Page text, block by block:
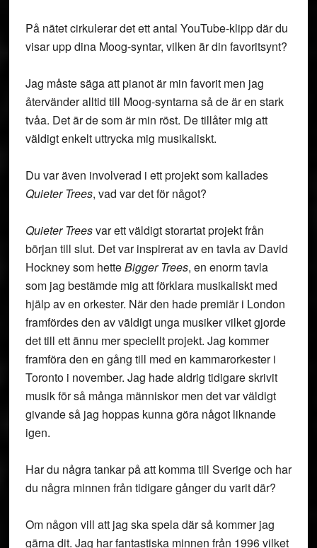
På nätet cirkulerar det ett antal YouTube-klipp där du
visar upp dina Moog-syntar, vilken är din favoritsynt?
Jag måste säga att pianot är min favorit men jag
återvänder alltid till Moog-syntarna så de är en stark
tvåa. Det är de som är min röst. De tillåter mig att
väldigt enkelt uttrycka mig musikaliskt.
Du var även involverad i ett projekt som kallades
Quieter Trees, vad var det för något?
Quieter Treesvar ett väldigt storartat projekt från
början till slut. Det var inspirerat av en tavla av David
Hockney som hetteBigger Trees, en enorm tavla
som jag bestämde mig att förklara musikaliskt med
hjälp av en orkester. När den hade premiär i London
framfördes den av väldigt unga musiker vilket gjorde
det till ett ännu mer speciellt projekt. Jag kommer
framföra den en gång till med en kammarorkester i
Toronto i november. Jag hade aldrig tidigare skrivit
musik för så många människor men det var väldigt
givande så jag hoppas kunna göra något liknande
igen.
Har du några tankar på att komma till Sverige och har
du några minnen från tidigare gånger du varit där?
Om någon vill att jag ska spela där så kommer jag
gärna dit. Jag har fantastiska minnen från 1996 vilket